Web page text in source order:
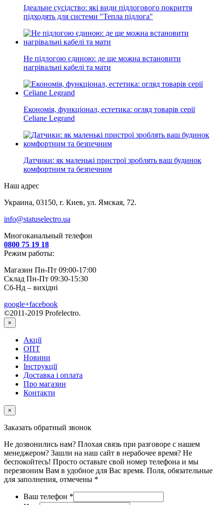
Ідеальне сусідство: які види підлогового покриття
підходять для системи "Тепла підлога"
Не підлогою єдиною: де ще можна встановити
нагрівальні кабелі та мати
Економія, функціонал, естетика: огляд товарів серії
Celiane Legrand
Датчики: як маленькі пристрої зроблять ваш будинок
комфортним та безпечним
Наш адрес
Украина, 03150, г. Киев, ул. Ямская, 72.
info@statuselectro.ua
Многоканальный телефон
0800 75 19 18
Режим работы:
Магазин Пн-Пт 09:00-17:00
Склад Пн-Пт 09:30-15:30
Сб-Нд – вихідні
google+facebook
©2011-2019 Profelectro.
×
Акції
ОПТ
Новини
Інструкції
Доставка і оплата
Про магазин
Контакти
×
Заказать обратный звонок
Не дозвонились нам? Плохая связь при разговоре с нашем
менеджером? Зашли на наш сайт в нерабочее время? Не
беспокойтесь! Просто оставьте свой номер телефона и мы
перезвоним Вам в удобное для Вас время. Поля, обязательные
для заполнения, отмечены *
Ваш телефон *